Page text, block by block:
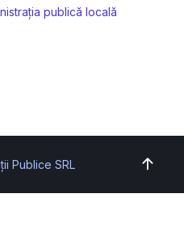
publică locală
Publice SRL